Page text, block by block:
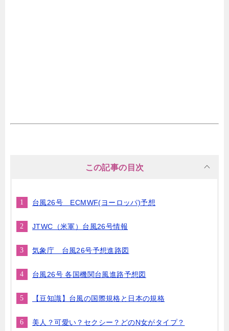
この記事の目次
台風26号 ECMWF(ヨーロッパ)予想
JTWC（米軍）台風26号情報
気象庁 台風26号予想進路図
台風26号 各国機関台風進路予想図
【豆知識】台風の国際規格と日本の規格
美人？可愛い？セクシー？どのN女がタイプ？